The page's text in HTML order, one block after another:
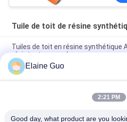
Tuile de toit de résine
Tuiles de toit en résine synthétique
résistantes aux chocs
Carreaux de toiture en PVC ASA
Épaisseur ignifuge
Carreaux de toiture en résine
Elaine Guo
2:21 PM
Good day, what product are you